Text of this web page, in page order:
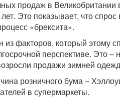
продаж в Великобритании
Это показывает, что
«брексита».
из факторов, который этому
перспективе. Это
продажи зимней
розничного бума –
в супермаркеты.